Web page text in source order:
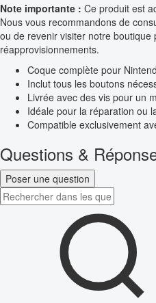
Note importante : Ce produit est
Nous vous recommandons de
ou de revenir visiter notre boutique
réapprovisionnements.
Coque complète pour
Inclut tous les boutons
Livrée avec des vis pour un
Idéale pour la réparation ou
Compatible exclusivement
Questions &
Poser une question